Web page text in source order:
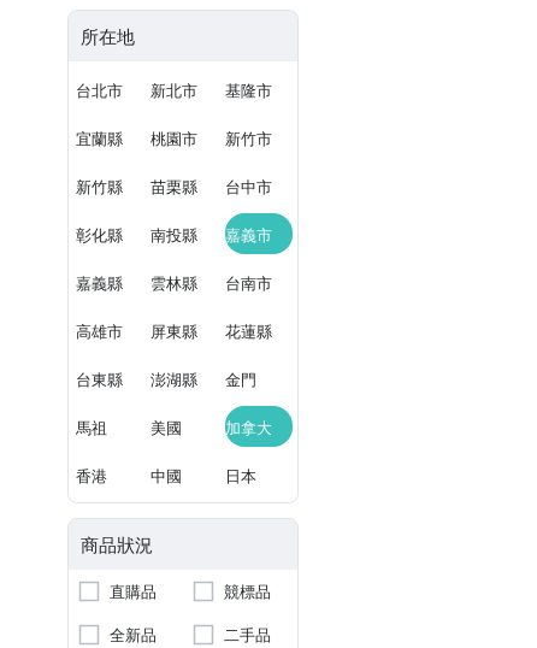
所在地
台北市 新北市 基隆市
宜蘭縣 桃園市 新竹市
新竹縣 苗栗縣 台中市
彰化縣 南投縣 嘉義市
嘉義縣 雲林縣 台南市
高雄市 屏東縣 花蓮縣
台東縣 澎湖縣 金門
馬祖 美國 加拿大
香港 中國 日本
商品狀況
直購品
競標品
全新品
二手品